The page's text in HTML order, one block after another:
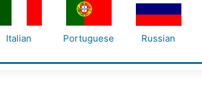
Italian Portuguese Russian